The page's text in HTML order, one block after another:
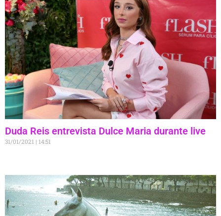
Duda Reis entrevista Dulce Maria durante live
31/01/2021 14:51